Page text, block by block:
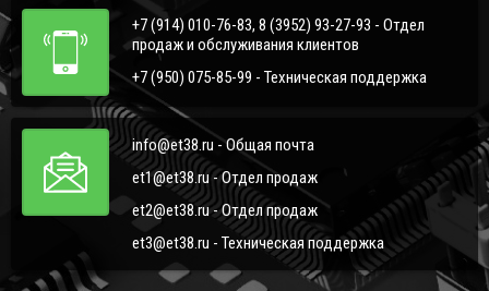
+7 (914) 010-76-83, 8 (3952) 93-27-93 - Отдел
продаж и обслуживания клиентов
+7 (950) 075-85-99 - Техническая поддержка
info@et38.ru - Общая почта
et1@et38.ru - Отдел продаж
et2@et38.ru - Отдел продаж
et3@et38.ru - Техническая поддержка